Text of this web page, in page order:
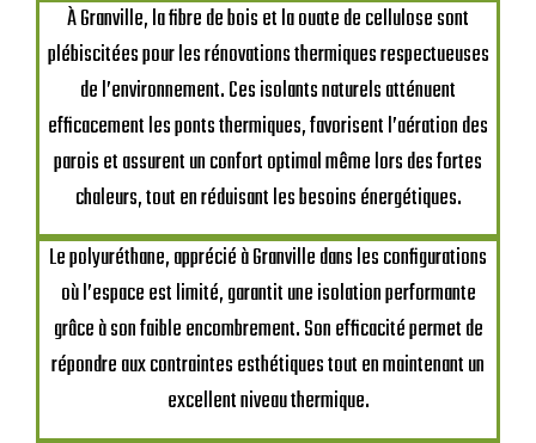
À Granville, la fibre de bois et la ouate de cellulose sont
plébiscitées pour les rénovations thermiques respectueuses
de l’environnement. Ces isolants naturels atténuent
efficacement les ponts thermiques, favorisent l’aération des
parois et assurent un confort optimal même lors des fortes
chaleurs, tout en réduisant les besoins énergétiques.
Le polyuréthane, apprécié à Granville dans les configurations
où l’espace est limité, garantit une isolation performante
grâce à son faible encombrement. Son efficacité permet de
répondre aux contraintes esthétiques tout en maintenant un
excellent niveau thermique.